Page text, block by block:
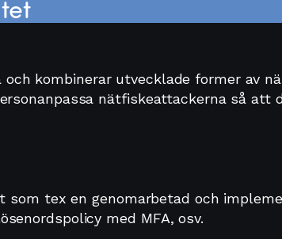
kombinerar utvecklade former av
nätfiskeattackerna så att
tex en genomarbetad och
med MFA, osv.